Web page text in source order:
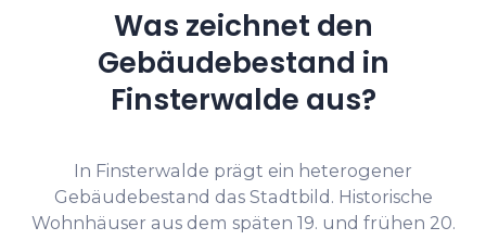
Was zeichnet den
Gebäudebestand in
Finsterwalde aus?
In Finsterwalde prägt ein heterogener
Gebäudebestand das Stadtbild. Historische
Wohnhäuser aus dem späten 19. und frühen 20.